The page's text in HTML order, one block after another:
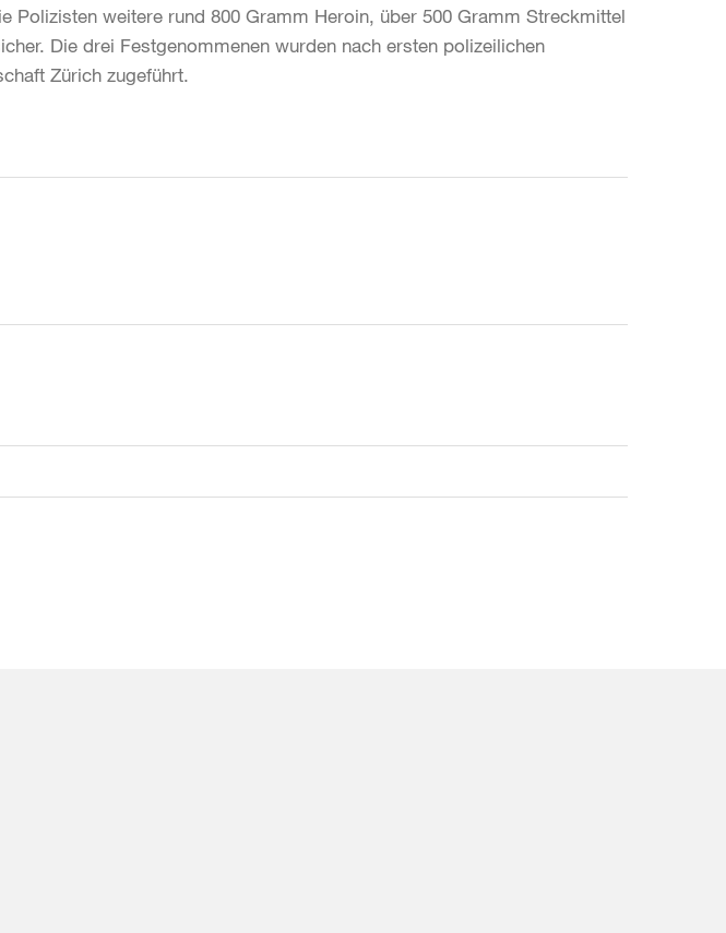
Polizisten weitere rund 800 Gramm Heroin, über 500 Gramm Streckmittel
Die drei Festgenommenen wurden nach ersten polizeilichen
Zürich zugeführt.